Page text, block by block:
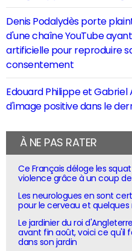
Denis Podalydès porte
d'une chaîne YouTube
artificielle pour reproduire
consentement
Edouard Philippe et Gabriel
d'image positive dans le
À NE PAS RATER
Ce Français déloge les
violence grâce à un coup
Les neurologues en sont
pour le cerveau et
Le jardinier du roi
avant fin août, voici ce qu'il
dans son jardin